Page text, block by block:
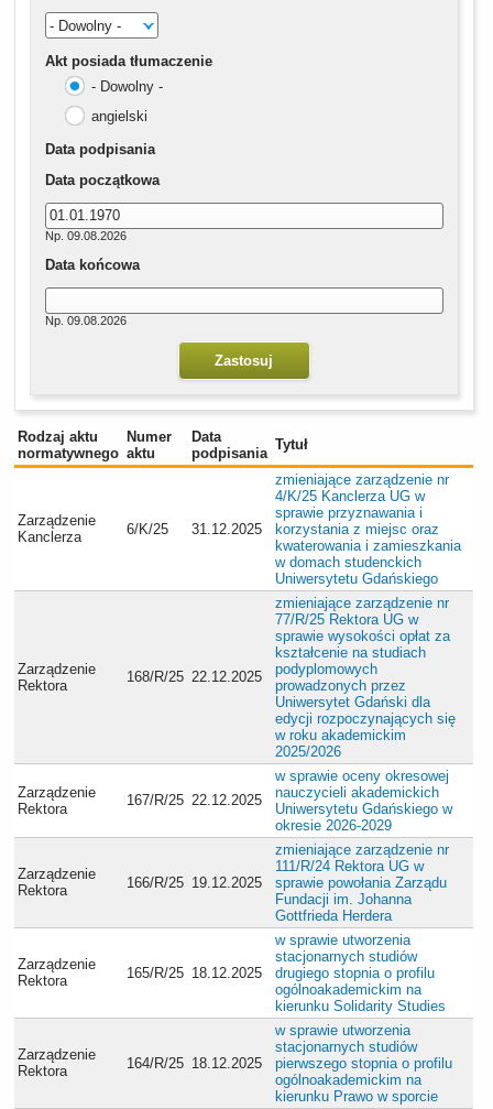
Akt posiada tłumaczenie
- Dowolny -
angielski
Data podpisania
Data początkowa
Np. 09.08.2026
Data końcowa
Np. 09.08.2026
Rodzaj aktu
normatywnego
Numer
aktu
Data
podpisania
Tytuł
Zarządzenie
Kanclerza
6/K/25 31.12.2025
zmieniające zarządzenie nr
4/K/25 Kanclerza UG w
sprawie przyznawania i
korzystania z miejsc oraz
kwaterowania i zamieszkania
w domach studenckich
Uniwersytetu Gdańskiego
Zarządzenie
Rektora
168/R/25 22.12.2025
zmieniające zarządzenie nr
77/R/25 Rektora UG w
sprawie wysokości opłat za
kształcenie na studiach
podyplomowych
prowadzonych przez
Uniwersytet Gdański dla
edycji rozpoczynających się
w roku akademickim
2025/2026
Zarządzenie
Rektora
167/R/25 22.12.2025
w sprawie oceny okresowej
nauczycieli akademickich
Uniwersytetu Gdańskiego w
okresie 2026-2029
Zarządzenie
Rektora
166/R/25 19.12.2025
zmieniające zarządzenie nr
111/R/24 Rektora UG w
sprawie powołania Zarządu
Fundacji im. Johanna
Gottfrieda Herdera
Zarządzenie
Rektora
165/R/25 18.12.2025
w sprawie utworzenia
stacjonarnych studiów
drugiego stopnia o profilu
ogólnoakademickim na
kierunku Solidarity Studies
Zarządzenie
Rektora
164/R/25 18.12.2025
w sprawie utworzenia
stacjonarnych studiów
pierwszego stopnia o profilu
ogólnoakademickim na
kierunku Prawo w sporcie